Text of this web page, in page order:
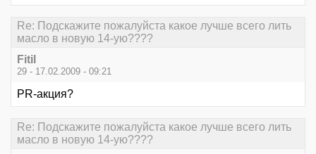
Re: Подскажите пожалуйста какое лучше всего лить
масло в новую 14-ую????
Fitil
29 - 17.02.2009 - 09:21
PR-акция?
Re: Подскажите пожалуйста какое лучше всего лить
масло в новую 14-ую????